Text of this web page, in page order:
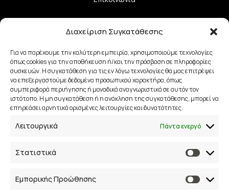
Διαχείριση Συγκατάθεσης
Για να παρέχουμε την καλύτερη εμπειρία, χρησιμοποιούμε τεχνολογίες
όπως cookies για την αποθήκευση ή/και την πρόσβαση σε πληροφορίες
συσκευών. Η συγκατάθεση για τις εν λόγω τεχνολογίες θα μας επιτρέψει
να επεξεργαστούμε δεδομένα προσωπικού χαρακτήρα, όπως
συμπεριφορά περιήγησης ή μοναδικά αναγνωριστικά σε αυτόν τον
ιστότοπο. Η μη συγκατάθεση ή η ανάκληση της συγκατάθεσης, μπορεί να
επηρεάσει αρνητικά ορισμένες λειτουργίες και δυνατότητες.
Λειτουργικά Πάντα ενεργό
Στατιστικά
Εμπορικής Προώθησης
Πολιτική Επιστροφών
Τρόποι Αποστολής
28ης Οκτωβρίου 33